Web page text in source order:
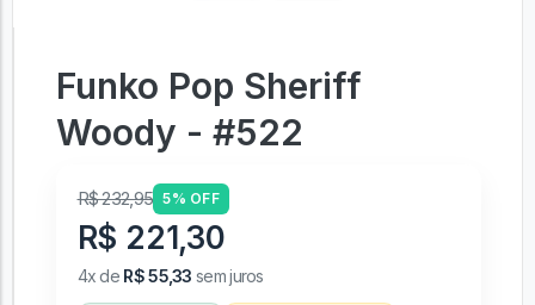
Funko Pop Sheriff
Woody - #522
R$ 232,95 5% OFF
R$ 221,30
4x de R$ 55,33 sem juros